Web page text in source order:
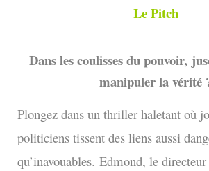
Le Pitch
Dans les coulisses du pouvoir,
manipuler la vérité
Plongez dans un thriller haletant où
politiciens tissent des liens aussi
qu’inavouables. Edmond, le